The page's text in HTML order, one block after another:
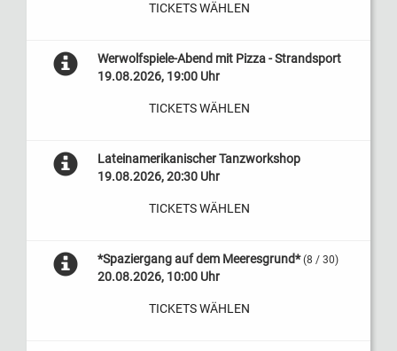
TICKETS WÄHLEN
Werwolfspiele-Abend mit Pizza - Strandsport
19.08.2026, 19:00 Uhr
TICKETS WÄHLEN
Lateinamerikanischer Tanzworkshop
19.08.2026, 20:30 Uhr
TICKETS WÄHLEN
*Spaziergang auf dem Meeresgrund* (8 / 30)
20.08.2026, 10:00 Uhr
TICKETS WÄHLEN